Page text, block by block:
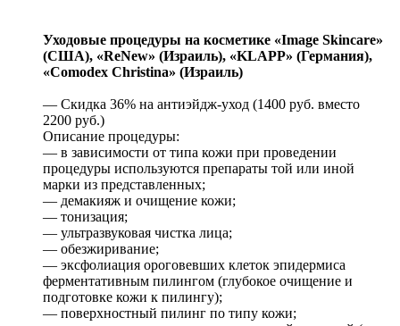
Уходовые процедуры на косметике «Image Skincare»
(США), «ReNew» (Израиль), «KLAPP» (Германия),
«Comodex Christina» (Израиль)
— Скидка 36% на антиэйдж-уход (1400 руб. вместо
2200 руб.)
Описание процедуры:
— в зависимости от типа кожи при проведении
процедуры используются препараты той или иной
марки из представленных;
— демакияж и очищение кожи;
— тонизация;
— ультразвуковая чистка лица;
— обезжиривание;
— эксфолиация ороговевших клеток эпидермиса
ферментативным пилингом (глубокое очищение и
подготовке кожи к пилингу);
— поверхностный пилинг по типу кожи;